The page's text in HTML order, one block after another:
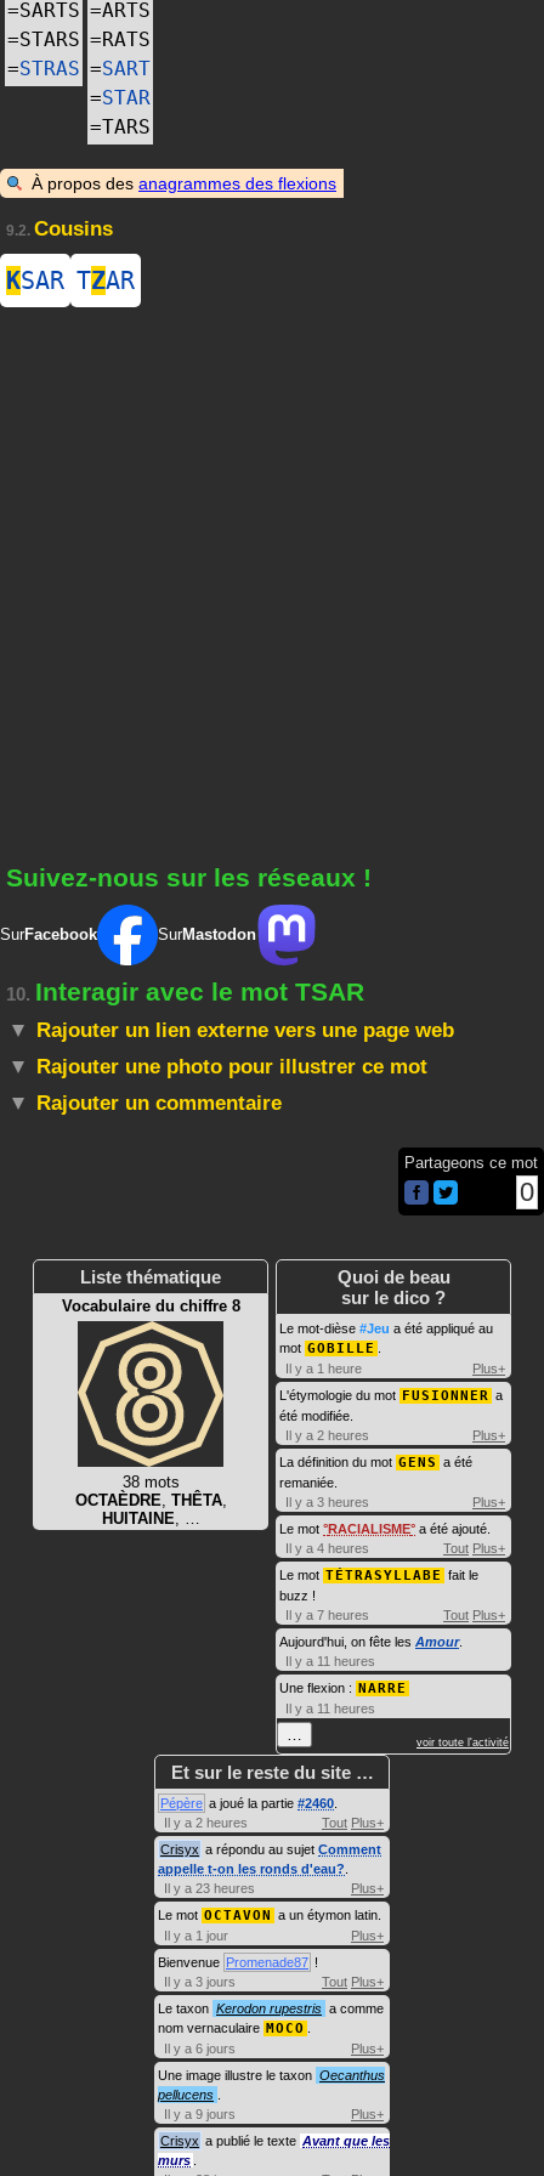
=SARTS
=STARS
=STRAS
=ARTS
=RATS
=SART
=STAR
=TARS
À propos des anagrammes des flexions
9.2. Cousins
KSAR TZAR
Suivez-nous sur les réseaux !
SurFacebook SurMastodon
10. Interagir avec le mot TSAR
Rajouter un lien externe vers une page web
Rajouter une photo pour illustrer ce mot
Rajouter un commentaire
Partageons ce mot
0
Liste thématique
Vocabulaire du chiffre 8
38 mots
OCTAÈDRE THÊTA,
HUITAINE
Quoi de beau
sur le dico ?
Le mot-dièse #Jeu a été appliqué au
mot GOBILLE
Il y a 1 heure
Plus+
L'étymologie du mot FUSIONNER a
été modifiée.
Il y a 2 heures
Plus+
La définition du mot GENS a été
remaniée.
Il y a 3 heures
Plus+
Le mot RACIALISME a été ajouté.
Il y a 4 heures
Tout Plus+
Le mot TÉTRASYLLABE fait le
buzz !
Il y a 7 heures
Tout Plus+
Aujourd'hui, on fête les Amour.
Il y a 11 heures
Une flexion : NARRE
Il y a 11 heures
voir toute l'activité
Et sur le reste du site …
Pépère a joué la partie #2460
Il y a 2 heures
Tout Plus+
Crisyx a répondu au sujet Comment
appelle t-on les ronds d'eau?
Il y a 23 heures
Plus+
Le mot OCTAVON a un étymon latin.
Il y a 1 jour
Plus+
Bienvenue Promenade87 !
Il y a 3 jours
Tout Plus+
Le taxon Kerodon rupestris a comme
nom vernaculaire MOCO
Il y a 6 jours
Plus+
Une image illustre le taxon Oecanthus
pellucens
Il y a 9 jours
Plus+
Crisyx a publié le texte Avant que les
murs